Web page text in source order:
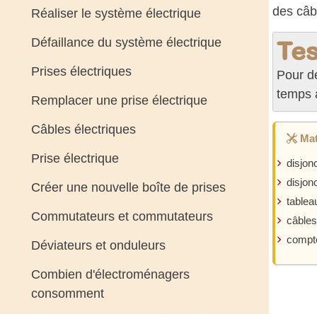
Réaliser le système électrique
Défaillance du système électrique
Prises électriques
Remplacer une prise électrique
Câbles électriques
Prise électrique
Créer une nouvelle boîte de prises
Commutateurs et commutateurs
Déviateurs et onduleurs
Combien d'électroménagers
consomment
des
Pour
temps